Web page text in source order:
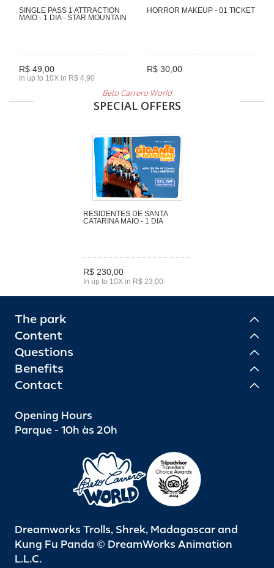
SINGLE PASS 1 ATTRACTION
MAIO - 1 DIA - STAR MOUNTAIN
R$ 49,00
In up to 10X in R$ 4,90
HORROR MAKEUP - 01 TICKET
R$ 30,00
Beto Carrero World
SPECIAL OFFERS
RESIDENTES DE SANTA
CATARINA MAIO - 1 DIA
R$ 230,00
In up to 10X in R$ 23,00
The park
Content
Questions
Benefits
Contact
Opening Hours
Parque - 10h às 20h
Dreamworks Trolls, Shrek, Madagascar and
Kung Fu Panda © DreamWorks Animation
L.L.C.